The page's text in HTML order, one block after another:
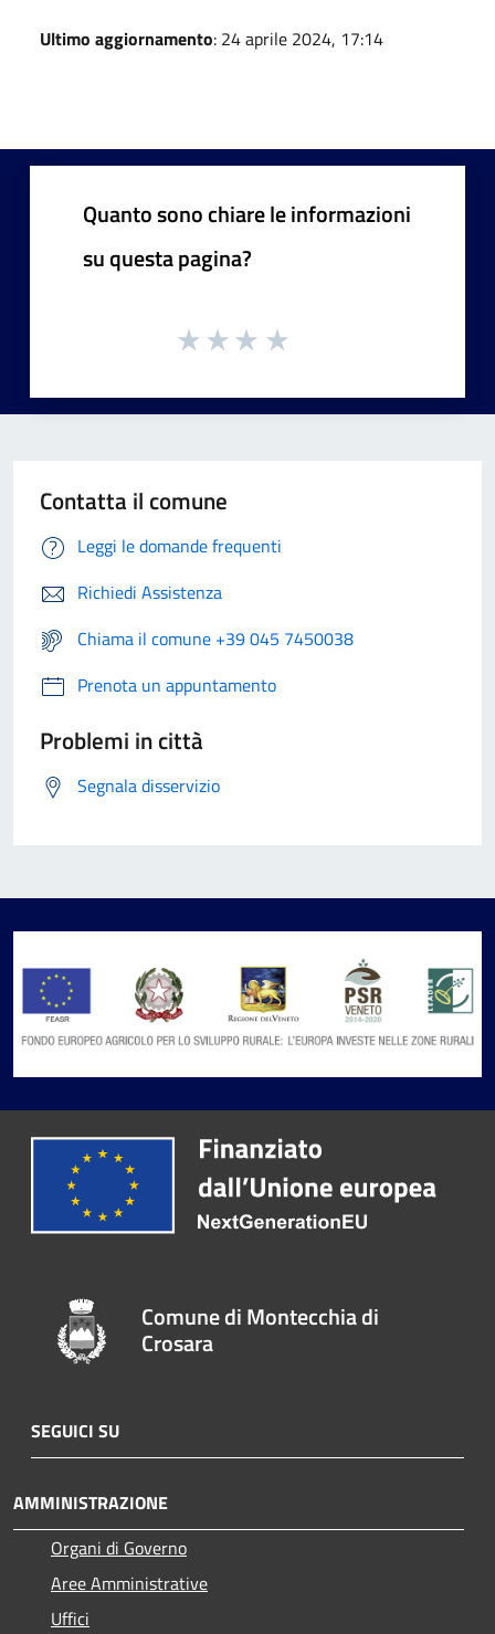
Ultimo aggiornamento: 24 aprile 2024, 17:14
Quanto sono chiare le informazioni
su questa pagina?
Contatta il comune
Leggi le domande frequenti
Richiedi Assistenza
Chiama il comune +39 045 7450038
Prenota un appuntamento
Problemi in città
Segnala disservizio
Comune di Montecchia di
Crosara
SEGUICI SU
AMMINISTRAZIONE
Organi di Governo
Aree Amministrative
Uffici